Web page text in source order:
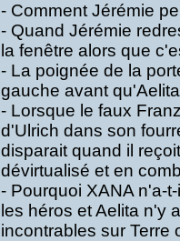
- Comment Jérémie
- Quand Jérémie
la fenêtre alors que
- La poignée de la
gauche avant
- Lorsque le faux
d'Ulrich dans son
disparait quand il
dévirtualisé et en
- Pourquoi XANA n'a-
les héros et Aelita n'y
incontrables sur Terre